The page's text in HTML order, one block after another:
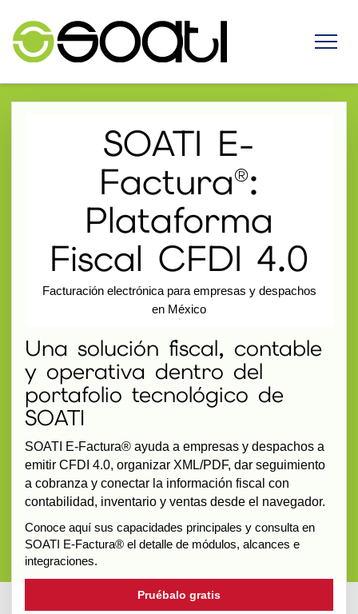
SOATI E-
Factura®:
Plataforma
Fiscal CFDI 4.0
Facturación electrónica para empresas y despachos
en México
Una solución fiscal, contable
y operativa dentro del
portafolio tecnológico de
SOATI
SOATI E-Factura® ayuda a empresas y despachos a
emitir CFDI 4.0, organizar XML/PDF, dar seguimiento
a cobranza y conectar la información fiscal con
contabilidad, inventario y ventas desde el navegador.
Conoce aquí sus capacidades principales y consulta en
SOATI E-Factura® el detalle de módulos, alcances e
integraciones.
Pruébalo gratis